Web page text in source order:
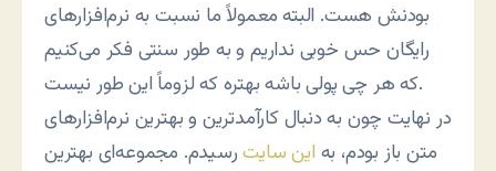
بودنش هست. البته معمولاً ما نسبت به نرم‌افزارهای
رایگان حس خوبی نداریم و به طور سنتی فکر می‌کنیم
که هر چی پولی باشه بهتره که لزوماً این طور نیست.
در نهایت چون به دنبال کارآمدترین و بهترین نرم‌افزارهای
متن باز بودم، به این سایترسیدم. مجموعه‌ای بهترین